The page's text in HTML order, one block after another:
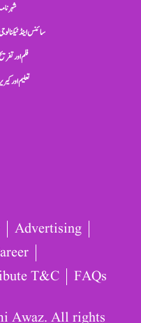
سائنس اینڈ
فلم اور
تعلیم اور
Advertising
T&C FAQs
Awaz. All rights